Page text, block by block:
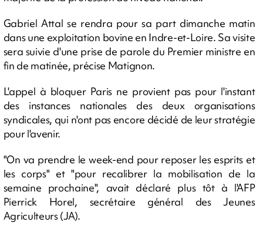
Gabriel Attal se rendra pour sa part dimanche matin
dans une exploitation bovine en Indre-et-Loire. Sa visite
sera suivie d'une prise de parole du Premier ministre en
fin de matinée, précise Matignon.
L'appel à bloquer Paris ne provient pas pour l'instant
des instances nationales des deux organisations
syndicales, qui n'ont pas encore décidé de leur stratégie
pour l'avenir.
"On va prendre le week-end pour reposer les esprits et
les corps" et "pour recalibrer la mobilisation de la
semaine prochaine", avait déclaré plus tôt à l'AFP
Pierrick Horel, secrétaire général des Jeunes
Agriculteurs (JA).